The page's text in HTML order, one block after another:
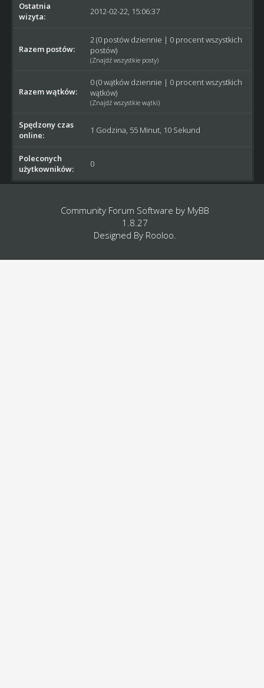
Ostatnia
wizyta:
2012-02-22, 15:06:37
Razem postów:
2 (0 postów dziennie | 0 procent wszystkich
postów)
(Znajdź wszystkie posty)
Razem wątków:
0 (0 wątków dziennie | 0 procent wszystkich
wątków)
(Znajdź wszystkie wątki)
Spędzony czas
online:
1 Godzina, 55 Minut, 10 Sekund
Poleconych
użytkowników:
0
Community Forum Software by MyBB
1.8.27
Designed By Rooloo.